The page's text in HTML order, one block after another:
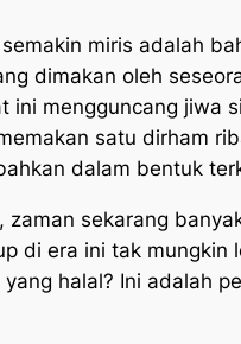
miris adalah
dimakan oleh
ini mengguncang jiwa
satu dirham
dalam bentuk
zaman sekarang
di era ini tak
halal? Ini adalah